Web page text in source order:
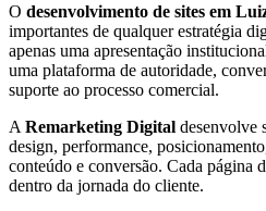
O desenvolvimento de sites em
importantes de qualquer estratégia
apenas uma apresentação
uma plataforma de autoridade,
suporte ao processo comercial.
A Remarketing Digital desenvolve
design, performance,
conteúdo e conversão. Cada página
dentro da jornada do cliente.